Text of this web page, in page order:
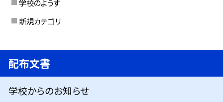
学校のようす
新規カテゴリ
配布文書
学校からのお知らせ